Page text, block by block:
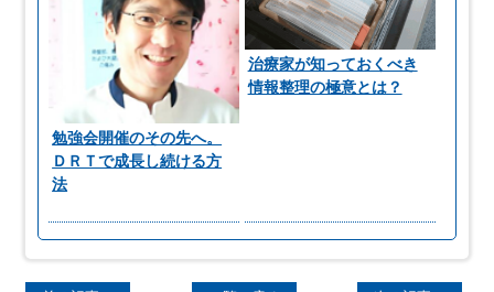
勉強会開催のその先へ。
ＤＲＴで成長し続ける方
法
治療家が知っておくべき
情報整理の極意とは？